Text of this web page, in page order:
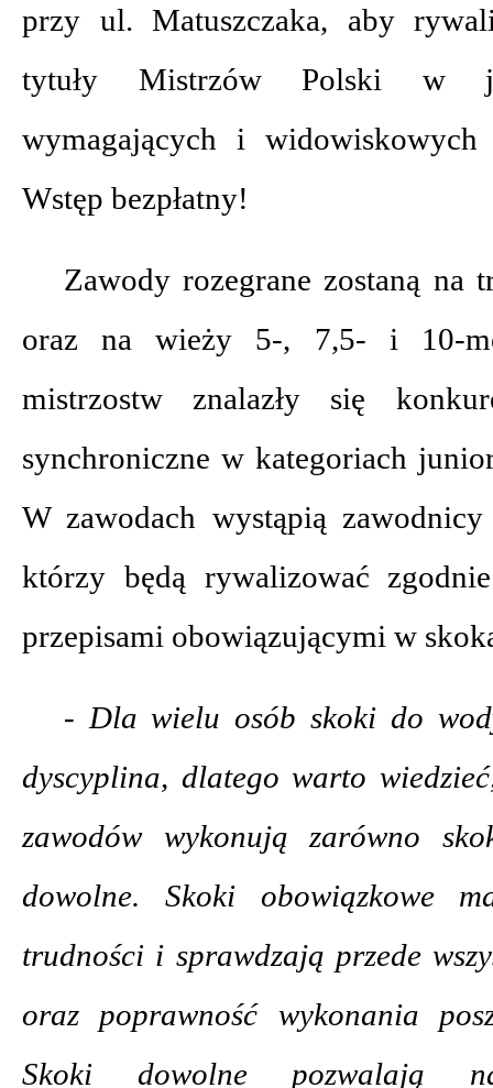
przy ul. Matuszczaka, aby
tytuły Mistrzów Polski w
wymagających i
Wstęp bezpłatny!
Zawody rozegrane zostaną
oraz na wieży 5-, 7,5- i 10-
mistrzostw znalazły się
synchroniczne w kategoriach
W zawodach wystąpią
którzy będą rywalizować
przepisami obowiązującymi w
- Dla wielu osób skoki do
dyscyplina, dlatego warto
zawodów wykonują zarówno
dowolne. Skoki obowiązkowe
trudności i sprawdzają przede
oraz poprawność wykonania
Skoki dowolne pozwalają